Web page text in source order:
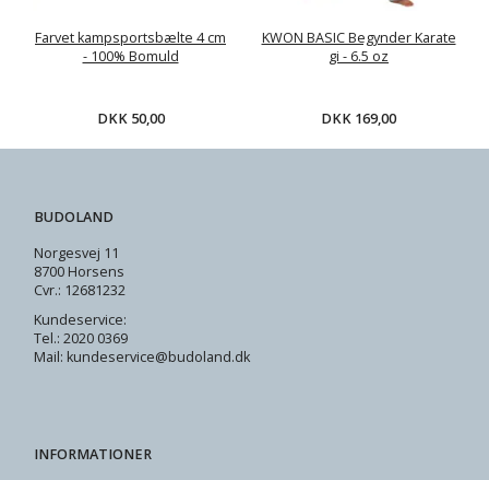
Farvet kampsportsbælte 4 cm
- 100% Bomuld
DKK 50,00
KWON BASIC Begynder Karate
gi - 6.5 oz
DKK 169,00
BUDOLAND
Norgesvej 11
8700 Horsens
Cvr.: 12681232
Kundeservice:
Tel.: 2020 0369
Mail: kundeservice@budoland.dk
INFORMATIONER